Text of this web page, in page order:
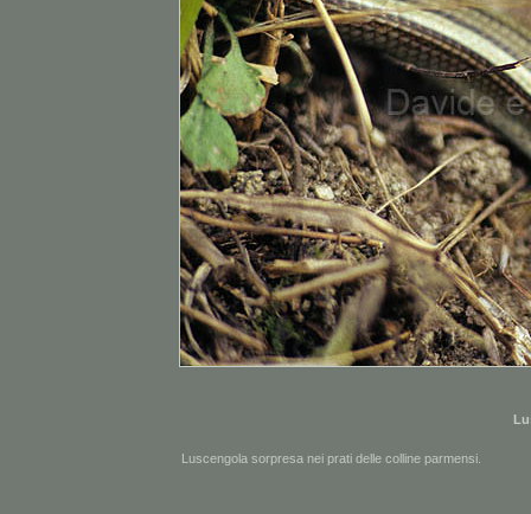
Luscengola sorpresa nei prati delle colline parmensi.